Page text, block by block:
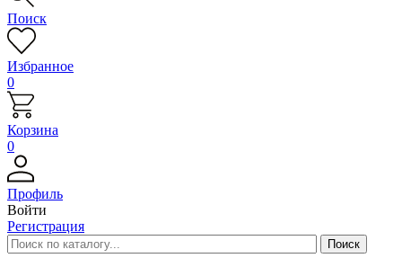
Поиск
Избранное
0
Корзина
0
Профиль
Войти
Регистрация